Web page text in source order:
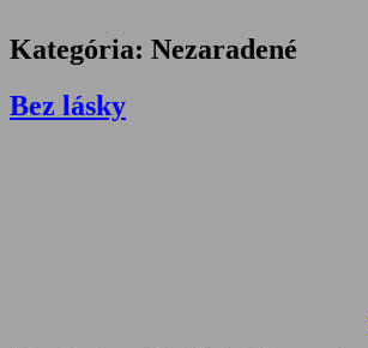
Kategória: Nezaradené
Bez lásky